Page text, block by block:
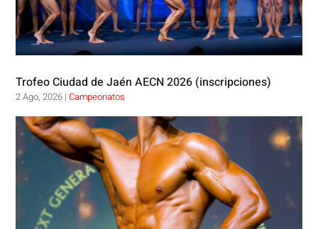
Trofeo Ciudad de Jaén AECN 2026 (inscripciones)
2 Ago, 2026 |Campeonatos